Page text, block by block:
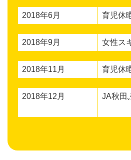
2018年6月 育児休
2018年9月 女性ス
2018年11月 育児休
2018年12月 JA秋田